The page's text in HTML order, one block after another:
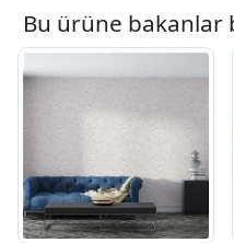
Bu ürüne bakanlar